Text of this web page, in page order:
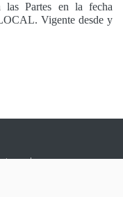
las Partes en la fecha
Vigente desde y
de uso